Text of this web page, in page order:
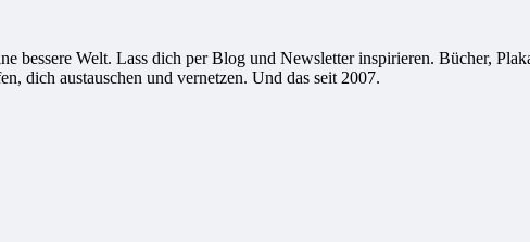
Welt. Lass dich per Blog und Newsletter inspirieren. Bücher,
dich austauschen und vernetzen. Und das seit 2007.